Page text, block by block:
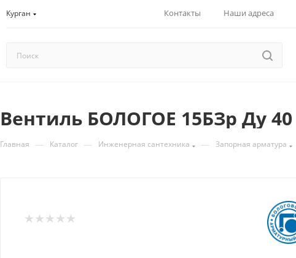
Курган Контакты Наши адреса
Вентиль БОЛОГОЕ 15БЗр Ду 40
Главная — Каталог — Инженерная сантехника — Запорная арматура